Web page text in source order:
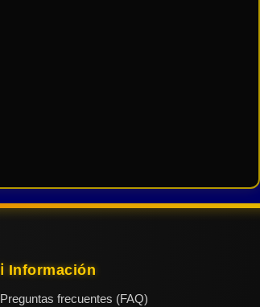
ℹ️ Información
Preguntas frecuentes (FAQ)